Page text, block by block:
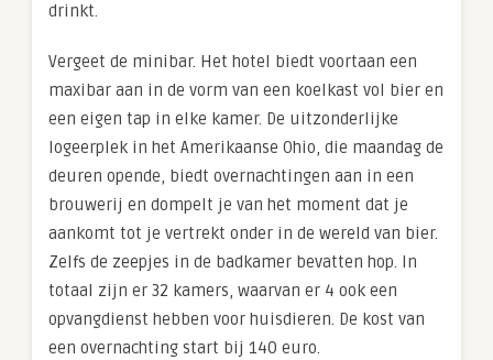
drinkt.
Vergeet de minibar. Het hotel biedt voortaan een
maxibar aan in de vorm van een koelkast vol bier en
een eigen tap in elke kamer. De uitzonderlijke
logeerplek in het Amerikaanse Ohio, die maandag de
deuren opende, biedt overnachtingen aan in een
brouwerij en dompelt je van het moment dat je
aankomt tot je vertrekt onder in de wereld van bier.
Zelfs de zeepjes in de badkamer bevatten hop. In
totaal zijn er 32 kamers, waarvan er 4 ook een
opvangdienst hebben voor huisdieren. De kost van
een overnachting start bij 140 euro.